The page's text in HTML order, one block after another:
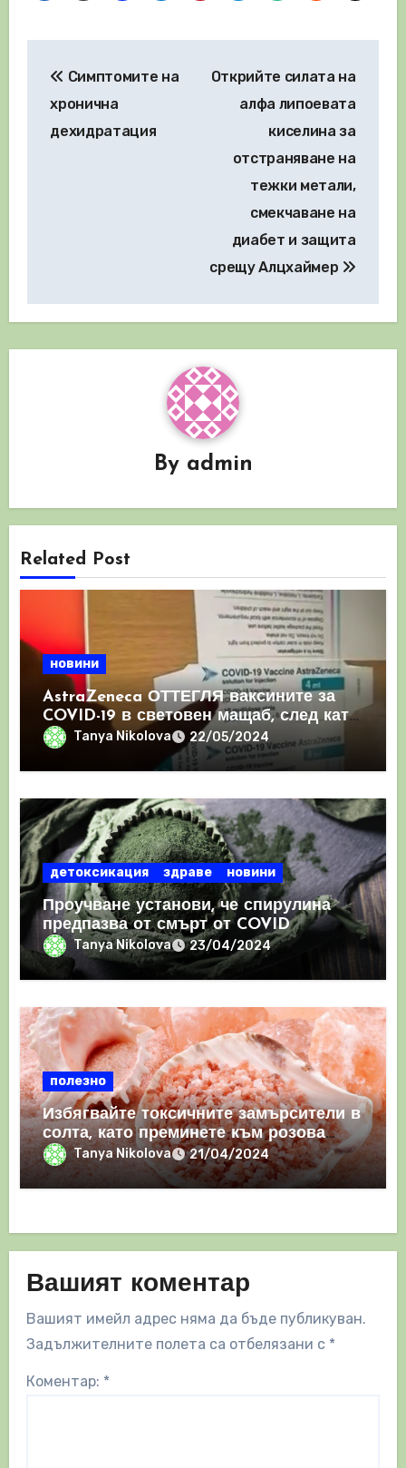
Симптомите на
хронична
дехидратация
Открийте силата на
алфа липоевата
киселина за
отстраняване на
тежки метали,
смекчаване на
диабет и защита
срещу Алцхаймер
By admin
Related Post
новини
AstraZeneca ОТТЕГЛЯ ваксините за
COVID-19 в световен мащаб, след като
призна, че те причиняват КРЪВНИ
Tanya Nikolova 22/05/2024
детоксикация здраве новини
Проучване установи, че спирулина
предпазва от смърт от COVID
Tanya Nikolova 23/04/2024
полезно
Избягвайте токсичните замърсители в
солта, като преминете към розова
хималайска сол
Tanya Nikolova 21/04/2024
Вашият коментар
Вашият имейл адрес няма да бъде публикуван.
Задължителните полета са отбелязани с *
Коментар: *